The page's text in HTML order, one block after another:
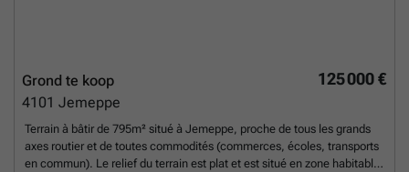
125 000 €
Grond te koop
4101 Jemeppe
Terrain à bâtir de 795m² situé à Jemeppe, proche de tous les grands
axes routier et de toutes commodités (commerces, écoles, transports
en commun). Le relief du terrain est plat et est situé en zone habitable.